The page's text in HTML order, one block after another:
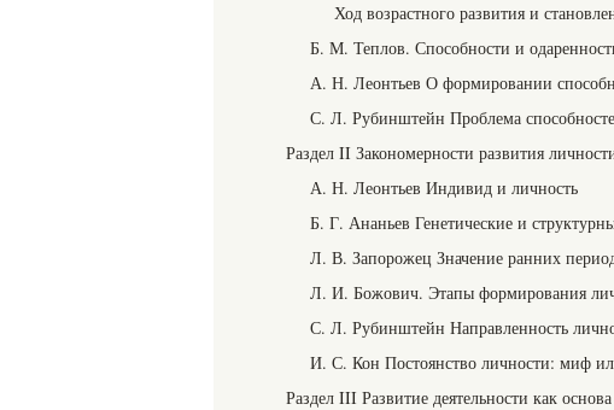
Ход возрастного развития и
Б. М. Теплов. Способности и
А. Н. Леонтьев О формировании
С. Л. Рубинштейн Проблема
Раздел II Закономерности развития
А. Н. Леонтьев Индивид и личность
Б. Г. Ананьев Генетические и
Л. В. Запорожец Значение ранних
Л. И. Божович. Этапы формирования
С. Л. Рубинштейн Направленность
И. С. Кон Постоянство личности: миф
Раздел III Развитие деятельности как